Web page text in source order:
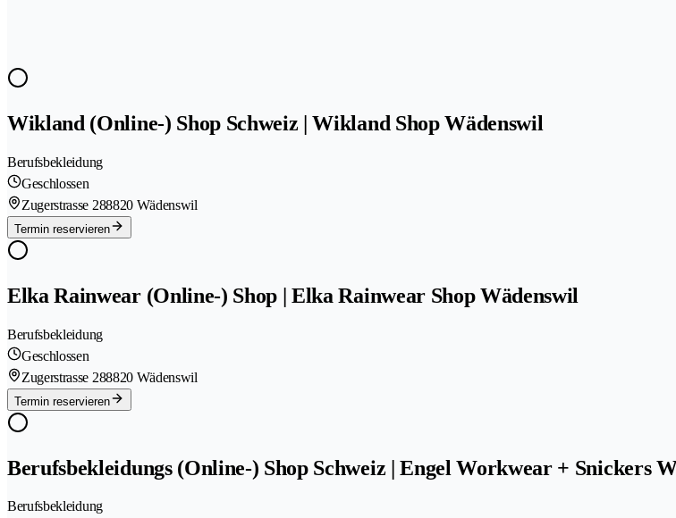
Wikland (Online-) Shop Schweiz | Wikland Shop Wädenswil
Berufsbekleidung
Geschlossen
Zugerstrasse 288820 Wädenswil
Termin reservieren
Elka Rainwear (Online-) Shop | Elka Rainwear Shop Wädenswil
Berufsbekleidung
Geschlossen
Zugerstrasse 288820 Wädenswil
Termin reservieren
Berufsbekleidungs (Online-) Shop Schweiz | Engel Workwear + Snickers
Berufsbekleidung